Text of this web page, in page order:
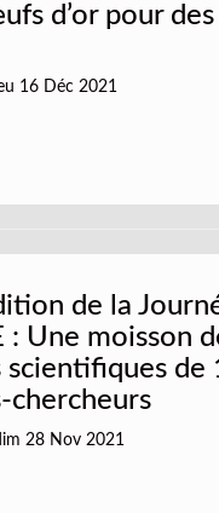
d’or pour
16 Déc 2021
de la
: Une moisson
de
chercheurs
28 Nov 2021